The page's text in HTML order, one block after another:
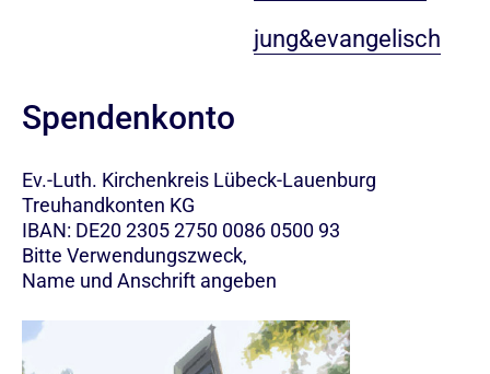
jung&evangelisch
Spendenkonto
Ev.-Luth. Kirchenkreis Lübeck-Lauenburg
Treuhandkonten KG
IBAN: DE20 2305 2750 0086 0500 93
Bitte Verwendungszweck,
Name und Anschrift angeben